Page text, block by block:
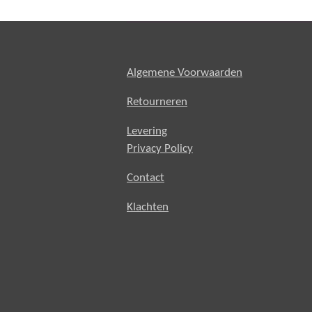
Algemene Voorwaarden
Retourneren
Levering
Privacy Policy
Contact
Klachten